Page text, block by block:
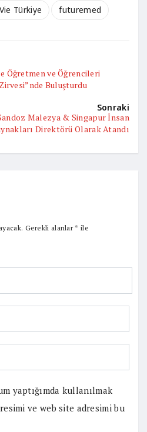
Türkiye futuremed
Öğretmen ve Öğrencileri
Buluşturdu
Sonraki
Malezya & Singapur İnsan
Direktörü Olarak Atandı
Gerekli alanlar* ile
yaptığımda kullanılmak
ve web site adresimi bu